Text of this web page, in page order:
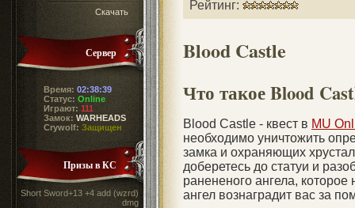
Скачать
Сервер
Время: 02:38:40
Статус: Online
Играют: 111
Замок: WARHEADS
Crywolf: Защищен
Призы в КС
Short Sword+13 +4 add (wzrd)
dmg
Рейтинг:
Blood Castle
Что такое Blood
Blood Castle - квест в MU
необходимо уничтожить
замка и охраняющих
доберетесь до статуи и
ранененого ангела, которое
ангел вознаградит вас за